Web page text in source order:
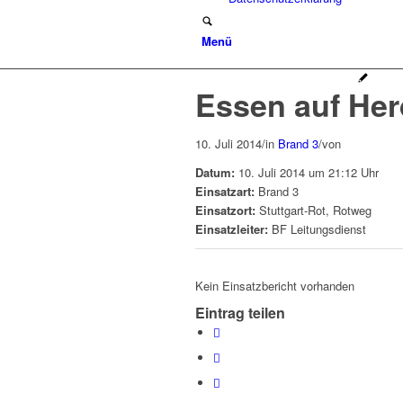
Menü
Essen auf
10. Juli 2014/in Brand 3/von
Datum: 10. Juli 2014 um 21:12 Uhr
Einsatzart: Brand 3
Einsatzort: Stuttgart-Rot, Rotweg
Einsatzleiter: BF Leitungsdienst
Kein Einsatzbericht vorhanden
Eintrag teilen